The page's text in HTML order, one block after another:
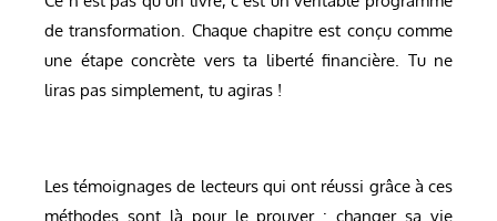
de transformation. Chaque chapitre est conçu comme
une étape concrète vers ta liberté financière. Tu ne
liras pas simplement, tu agiras !
Les témoignages de lecteurs qui ont réussi grâce à ces
méthodes sont là pour le prouver : changer sa vie